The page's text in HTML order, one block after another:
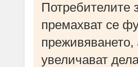
Потребителите
премахват се
преживяването,
увеличават